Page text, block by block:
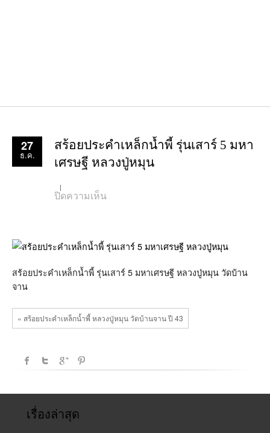
27
ธ.ค.
สร้อยประคำเหล็กน้ำพี้ รุ่นเสาร์ 5 มหา
เศรษฐี หลวงปู่หมุน
ปิดความเห็นบน
พี้
รุ่น
5
ปู่
หมุน
สร้อยประคำเหล็กน้ำพี้ รุ่นเสาร์ 5 มหาเศรษฐี หลวงปู่หมุน วัดบ้าน
จาน
« สร้อยประคำเหล็กน้ำพี้ หลวงปู่หมุน วัดบ้านจาน ปี 43
เรื่องล่าสุด